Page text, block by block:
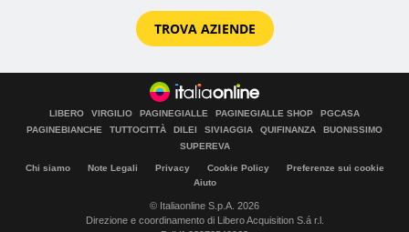
TROVA AZIENDE
LIBERO VIRGILIO PAGINEGIALLE PAGINEGIALLE SHOP
PGCASA
PAGINEBIANCHE
TUTTOCITTÀ DILEI SIVIAGGIA QUIFINANZA
BUONISSIMO
SUPEREVA
Chi siamo Note Legali Privacy Cookie Policy
Preferenze sui cookie
Aiuto
© Italiaonline S.p.A. 2026
Direzione e coordinamento di Libero Acquisition S.á r.l.